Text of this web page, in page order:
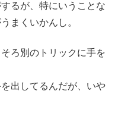
るが、特にいうことな
まくいかんし。
ろ別のトリックに手を
出してるんだが、いや